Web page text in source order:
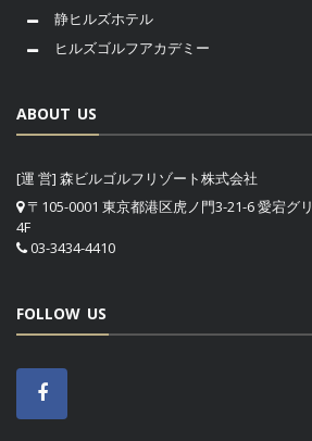
静ヒルズホテル
ヒルズゴルフアカデミー
ABOUT US
[運 営] 森ビルゴルフリゾート株式会社
〒105-0001 東京都港区虎ノ門3-21-6 愛宕グ
4F
03-3434-4410
FOLLOW US